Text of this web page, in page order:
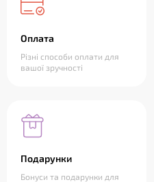
Оплата
Різні способи оплати для
вашої зручності
Подарунки
Бонуси та подарунки для